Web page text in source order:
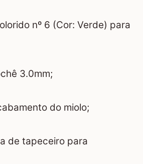
nº 6 (Cor: Verde) para
3.0mm;
do miolo;
de tapeceiro para